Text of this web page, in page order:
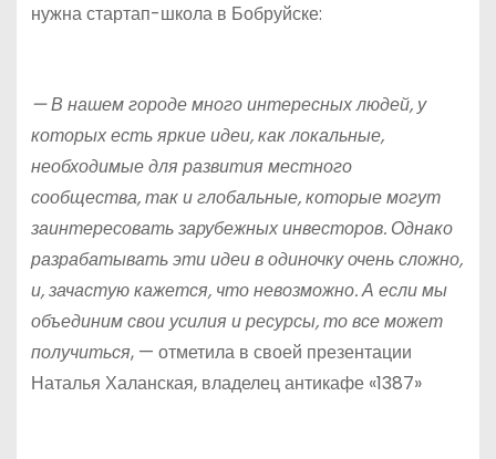
нужна стартап-школа в Бобруйске:
— В нашем городе много интересных людей, у
которых есть яркие идеи, как локальные,
необходимые для развития местного
сообщества, так и глобальные, которые могут
заинтересовать зарубежных инвесторов. Однако
разрабатывать эти идеи в одиночку очень сложно,
и, зачастую кажется, что невозможно. А если мы
объединим свои усилия и ресурсы, то все может
получиться, — отметила в своей презентации
Наталья Халанская, владелец антикафе «1387»